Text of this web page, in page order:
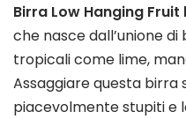
Birra Low Hanging
che nasce dall’unione
tropicali come lime,
Assaggiare questa birra
piacevolmente stupiti e